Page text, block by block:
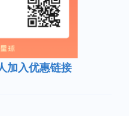
加入优惠链接